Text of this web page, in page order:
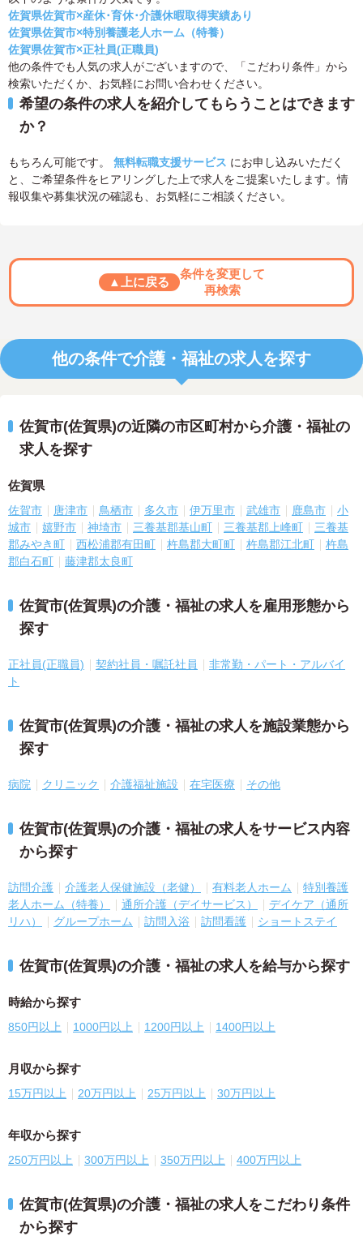
佐賀県佐賀市×産休･育休･介護休暇取得実績あり
佐賀県佐賀市×特別養護老人ホーム（特養）
佐賀県佐賀市×正社員(正職員)
他の条件でも人気の求人がございますので、「こだわり条件」から
検索いただくか、お気軽にお問い合わせください。
希望の条件の求人を紹介してもらうことはできます
か？
もちろん可能です。 無料転職支援サービス にお申し込みいただく
と、ご希望条件をヒアリングした上で求人をご提案いたします。情
報収集や募集状況の確認も、お気軽にご相談ください。
▲上に戻る
条件を変更して
再検索
他の条件で介護・福祉の求人を探す
佐賀市(佐賀県)の近隣の市区町村から介護・福祉の
求人を探す
佐賀県
佐賀市 唐津市 鳥栖市 多久市 伊万里市 武雄市 鹿島市
小
城市
嬉野市 神埼市 三養基郡基山町 三養基郡上峰町
三養基
郡みやき町
西松浦郡有田町 杵島郡大町町 杵島郡江北町
杵島
郡白石町
藤津郡太良町
佐賀市(佐賀県)の介護・福祉の求人を雇用形態から
探す
正社員(正職員) 契約社員・嘱託社員
非常勤・パート・アルバイ
ト
佐賀市(佐賀県)の介護・福祉の求人を施設業態から
探す
病院 クリニック 介護福祉施設 在宅医療 その他
佐賀市(佐賀県)の介護・福祉の求人をサービス内容
から探す
訪問介護 介護老人保健施設（老健） 有料老人ホーム
特別養護
老人ホーム（特養）
通所介護（デイサービス）
デイケア（通所
リハ）
グループホーム 訪問入浴 訪問看護 ショートステイ
佐賀市(佐賀県)の介護・福祉の求人を給与から探す
時給から探す
850円以上 1000円以上 1200円以上 1400円以上
月収から探す
15万円以上 20万円以上 25万円以上 30万円以上
年収から探す
250万円以上 300万円以上 350万円以上 400万円以上
佐賀市(佐賀県)の介護・福祉の求人をこだわり条件
から探す